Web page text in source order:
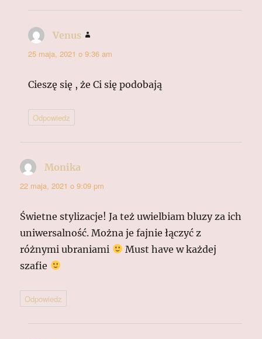
Venus
25 maja, 2021 o 9:36 am
Cieszę się , że Ci się podobają
Odpowiedz
Monika
22 maja, 2021 o 9:09 pm
Świetne stylizacje! Ja też uwielbiam bluzy za ich
uniwersalność. Można je fajnie łączyć z
różnymi ubraniami
Must have w każdej
szafie
Odpowiedz